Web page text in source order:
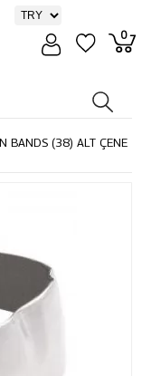
0
BANDS (38) ALT ÇENE